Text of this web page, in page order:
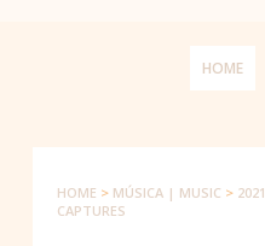
HOME
HOME > MÚSICA | MUSIC > 2021
CAPTURES